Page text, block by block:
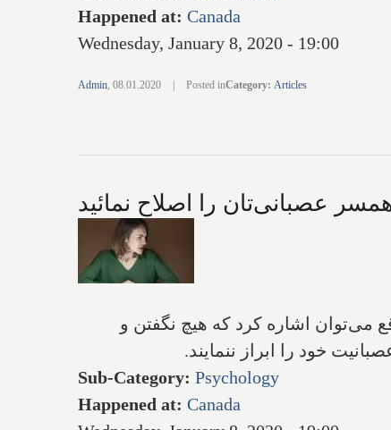
Happened at: Canada
Wednesday, January 8, 2020 - 19:00
Admin, 08.01.2020 Posted inCategory: Articles
عصبانی‌تان را اصلاح نمائید
می‌توان اشاره کرد که هیچ نگفتن و
خود را ابراز ننمایند.
Sub-Category: Psychology
Happened at: Canada